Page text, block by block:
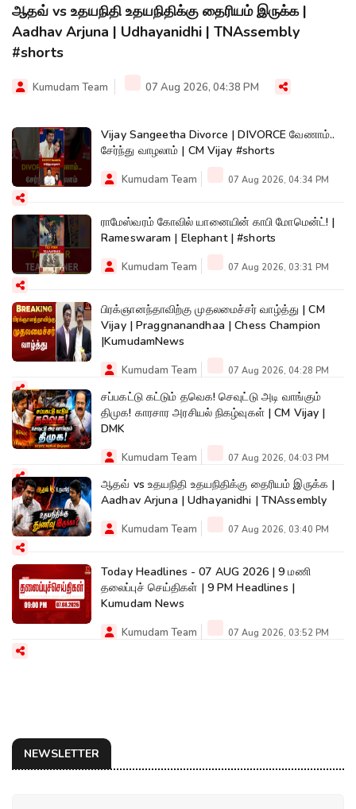
ஆதவ் vs உதயநிதி உதயநிதிக்கு தைரியம் இருக்க |
Aadhav Arjuna | Udhayanidhi | TNAssembly
#shorts
Kumudam Team 07 Aug 2026, 04:38 PM
Vijay Sangeetha Divorce | DIVORCE வேணாம்..
சேர்ந்து வாழலாம் | CM Vijay #shorts
Kumudam Team 07 Aug 2026, 04:34 PM
ராமேஸ்வரம் கோவில் யானையின் காபி மோமென்ட்! |
Rameswaram | Elephant | #shorts
Kumudam Team 07 Aug 2026, 03:31 PM
பிரக்ஞானந்தாவிற்கு முதலமைச்சர் வாழ்த்து | CM
Vijay | Praggnanandhaa | Chess Champion
|KumudamNews
Kumudam Team 07 Aug 2026, 04:28 PM
சப்பகட்டு கட்டும் தவெக! செவுட்டு அடி வாங்கும்
திமுக! காரசார அரசியல் நிகழ்வுகள் | CM Vijay |
DMK
Kumudam Team 07 Aug 2026, 04:03 PM
ஆதவ் vs உதயநிதி உதயநிதிக்கு தைரியம் இருக்க |
Aadhav Arjuna | Udhayanidhi | TNAssembly
Kumudam Team 07 Aug 2026, 03:40 PM
Today Headlines - 07 AUG 2026 | 9 மணி
தலைப்புச் செய்திகள் | 9 PM Headlines |
Kumudam News
Kumudam Team 07 Aug 2026, 03:52 PM
NEWSLETTER